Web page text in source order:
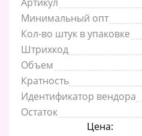
Минимальный опт
Кол-во штук в упаковке
Штрихкод
Объем
Кратность
Идентификатор вендора
Остаток
Цена: